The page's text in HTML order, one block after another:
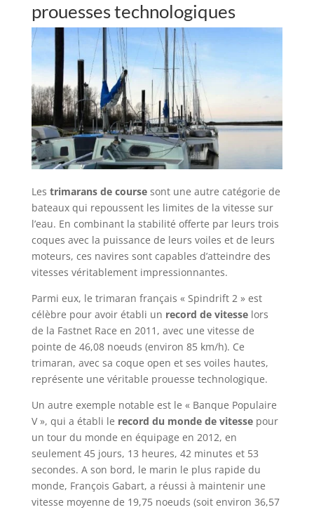
prouesses technologiques
Les trimarans de coursesont une autre catégorie de
bateaux qui repoussent les limites de la vitesse sur
l’eau. En combinant la stabilité offerte par leurs trois
coques avec la puissance de leurs voiles et de leurs
moteurs, ces navires sont capables d’atteindre des
vitesses véritablement impressionnantes.
Parmi eux, le trimaran français « Spindrift 2 » est
célèbre pour avoir établi un record de vitesselors
de la Fastnet Race en 2011, avec une vitesse de
pointe de 46,08 noeuds (environ 85 km/h). Ce
trimaran, avec sa coque open et ses voiles hautes,
représente une véritable prouesse technologique.
Un autre exemple notable est le « Banque Populaire
V », qui a établi le record du monde de vitessepour
un tour du monde en équipage en 2012, en
seulement 45 jours, 13 heures, 42 minutes et 53
secondes. A son bord, le marin le plus rapide du
monde, François Gabart, a réussi à maintenir une
vitesse moyenne de 19,75 noeuds (soit environ 36,57